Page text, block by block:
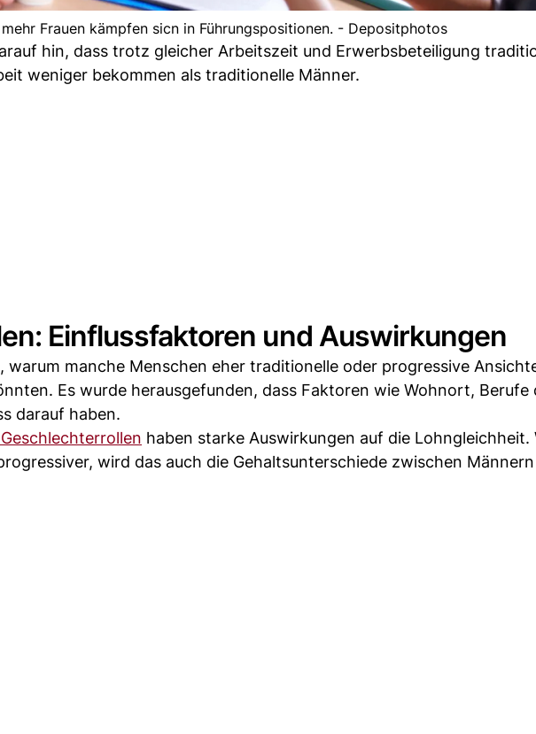
Frauen kämpfen sicn in Führungspositionen. - Depositphotos
hin, dass trotz gleicher Arbeitszeit und Erwerbsbeteiligung
weniger bekommen als traditionelle Männer.
Einflussfaktoren und Auswirkungen
warum manche Menschen eher traditionelle oder progressive
Es wurde herausgefunden, dass Faktoren wie Wohnort, Berufe
darauf haben.
haben starke Auswirkungen auf die Lohngleichheit.
wird das auch die Gehaltsunterschiede zwischen